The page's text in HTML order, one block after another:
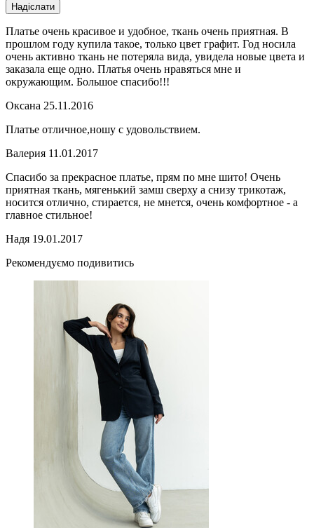
Платье очень красивое и удобное, ткань очень приятная. В
прошлом году купила такое, только цвет графит. Год носила
очень активно ткань не потеряла вида, увидела новые цвета и
заказала еще одно. Платья очень нравяться мне и
окружающим. Большое спасибо!!!
Оксана 25.11.2016
Платье отличное,ношу с удовольствием.
Валерия 11.01.2017
Спасибо за прекрасное платье, прям по мне шито! Очень
приятная ткань, мягенький замш сверху а снизу трикотаж,
носится отлично, стирается, не мнется, очень комфортное - а
главное стильное!
Надя 19.01.2017
Рекомендуємо подивитись